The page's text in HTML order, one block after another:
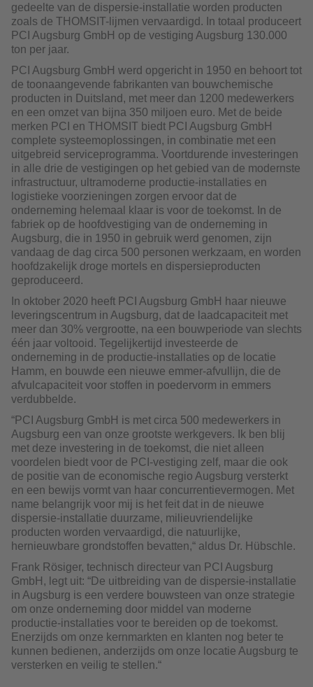
gedeelte van de dispersie-installatie worden producten
zoals de THOMSIT-lijmen vervaardigd. In totaal produceert
PCI Augsburg GmbH op de vestiging Augsburg 130.000
ton per jaar.
PCI Augsburg GmbH werd opgericht in 1950 en behoort tot
de toonaangevende fabrikanten van bouwchemische
producten in Duitsland, met meer dan 1200 medewerkers
en een omzet van bijna 350 miljoen euro. Met de beide
merken PCI en THOMSIT biedt PCI Augsburg GmbH
complete systeemoplossingen, in combinatie met een
uitgebreid serviceprogramma. Voortdurende investeringen
in alle drie de vestigingen op het gebied van de modernste
infrastructuur, ultramoderne productie-installaties en
logistieke voorzieningen zorgen ervoor dat de
onderneming helemaal klaar is voor de toekomst. In de
fabriek op de hoofdvestiging van de onderneming in
Augsburg, die in 1950 in gebruik werd genomen, zijn
vandaag de dag circa 500 personen werkzaam, en worden
hoofdzakelijk droge mortels en dispersieproducten
geproduceerd.
In oktober 2020 heeft PCI Augsburg GmbH haar nieuwe
leveringscentrum in Augsburg, dat de laadcapaciteit met
meer dan 30% vergrootte, na een bouwperiode van slechts
één jaar voltooid. Tegelijkertijd investeerde de
onderneming in de productie-installaties op de locatie
Hamm, en bouwde een nieuwe emmer-afvullijn, die de
afvulcapaciteit voor stoffen in poedervorm in emmers
verdubbelde.
“PCI Augsburg GmbH is met circa 500 medewerkers in
Augsburg een van onze grootste werkgevers. Ik ben blij
met deze investering in de toekomst, die niet alleen
voordelen biedt voor de PCI-vestiging zelf, maar die ook
de positie van de economische regio Augsburg versterkt
en een bewijs vormt van haar concurrentievermogen. Met
name belangrijk voor mij is het feit dat in de nieuwe
dispersie-installatie duurzame, milieuvriendelijke
producten worden vervaardigd, die natuurlijke,
hernieuwbare grondstoffen bevatten,“ aldus Dr. Hübschle.
Frank Rösiger, technisch directeur van PCI Augsburg
GmbH, legt uit: “De uitbreiding van de dispersie-installatie
in Augsburg is een verdere bouwsteen van onze strategie
om onze onderneming door middel van moderne
productie-installaties voor te bereiden op de toekomst.
Enerzijds om onze kernmarkten en klanten nog beter te
kunnen bedienen, anderzijds om onze locatie Augsburg te
versterken en veilig te stellen.“